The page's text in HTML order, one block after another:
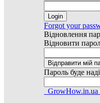
Forgot your
Відновлення
Відновити
Пароль буде